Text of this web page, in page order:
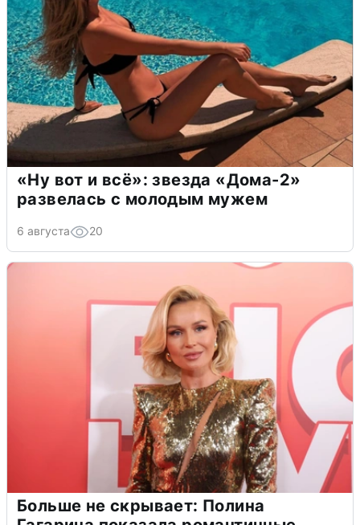
«Ну вот и всё»: звезда «Дома-2»
развелась с молодым мужем
6 августа 20
Больше не скрывает: Полина